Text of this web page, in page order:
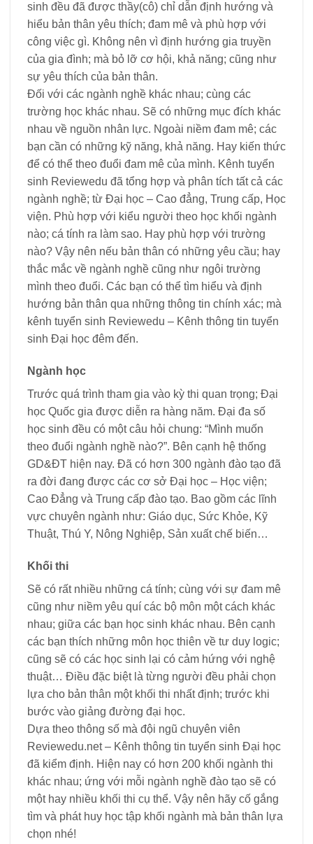
sinh đều đã được thầy(cô) chỉ dẫn định hướng và
hiểu bản thân yêu thích; đam mê và phù hợp với
công việc gì. Không nên vì định hướng gia truyền
của gia đình; mà bỏ lỡ cơ hội, khả năng; cũng như
sự yêu thích của bản thân.
Đối với các ngành nghề khác nhau; cùng các
trường học khác nhau. Sẽ có những mục đích khác
nhau về nguồn nhân lực. Ngoài niềm đam mê; các
bạn cần có những kỹ năng, khả năng. Hay kiến thức
để có thể theo đuổi đam mê của mình. Kênh tuyển
sinh Reviewedu đã tổng hợp và phân tích tất cả các
ngành nghề; từ Đại học – Cao đẳng, Trung cấp, Học
viện. Phù hợp với kiểu người theo học khối ngành
nào; cá tính ra làm sao. Hay phù hợp với trường
nào? Vậy nên nếu bản thân có những yêu cầu; hay
thắc mắc về ngành nghề cũng như ngôi trường
mình theo đuổi. Các bạn có thể tìm hiểu và định
hướng bản thân qua những thông tin chính xác; mà
kênh tuyển sinh Reviewedu – Kênh thông tin tuyển
sinh Đại học đêm đến.
Ngành học
Trước quá trình tham gia vào kỳ thi quan trọng; Đại
học Quốc gia được diễn ra hàng năm. Đại đa số
học sinh đều có một câu hỏi chung: “Mình muốn
theo đuổi ngành nghề nào?”. Bên cạnh hệ thống
GD&ĐT hiện nay. Đã có hơn 300 ngành đào tạo đã
ra đời đang được các cơ sở Đại học – Học viện;
Cao Đẳng và Trung cấp đào tạo. Bao gồm các lĩnh
vực chuyên ngành như: Giáo dục, Sức Khỏe, Kỹ
Thuật, Thú Y, Nông Nghiệp, Sản xuất chế biến…
Khối thi
Sẽ có rất nhiều những cá tính; cùng với sự đam mê
cũng như niềm yêu quí các bộ môn một cách khác
nhau; giữa các bạn học sinh khác nhau. Bên cạnh
các bạn thích những môn học thiên về tư duy logic;
cũng sẽ có các học sinh lại có cảm hứng với nghệ
thuật… Điều đặc biệt là từng người đều phải chọn
lựa cho bản thân một khối thi nhất định; trước khi
bước vào giảng đường đại học.
Dựa theo thông số mà đội ngũ chuyên viên
Reviewedu.net – Kênh thông tin tuyển sinh Đại học
đã kiểm định. Hiện nay có hơn 200 khối ngành thi
khác nhau; ứng với mỗi ngành nghề đào tạo sẽ có
một hay nhiều khối thi cụ thể. Vậy nên hãy cố gắng
tìm và phát huy học tập khối ngành mà bản thân lựa
chọn nhé!